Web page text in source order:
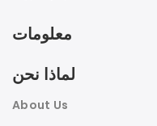
معلومات
لماذا نحن
About Us